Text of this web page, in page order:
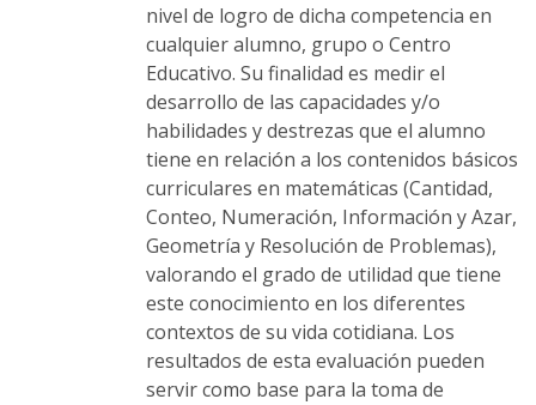
nivel de logro de dicha competencia en
cualquier alumno, grupo o Centro
Educativo. Su finalidad es medir el
desarrollo de las capacidades y/o
habilidades y destrezas que el alumno
tiene en relación a los contenidos básicos
curriculares en matemáticas (Cantidad,
Conteo, Numeración, Información y Azar,
Geometría y Resolución de Problemas),
valorando el grado de utilidad que tiene
este conocimiento en los diferentes
contextos de su vida cotidiana. Los
resultados de esta evaluación pueden
servir como base para la toma de